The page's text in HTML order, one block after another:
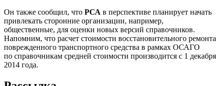
Он также сообщил, что РСА в перспективе планирует начать
привлекать сторонние организации, например,
общественные, для оценки новых версий справочников.
Напомним, что расчет стоимости восстановительного ремонта
поврежденного транспортного средства в рамках ОСАГО
по справочникам средней стоимости производится с 1 декабря
2014 года.